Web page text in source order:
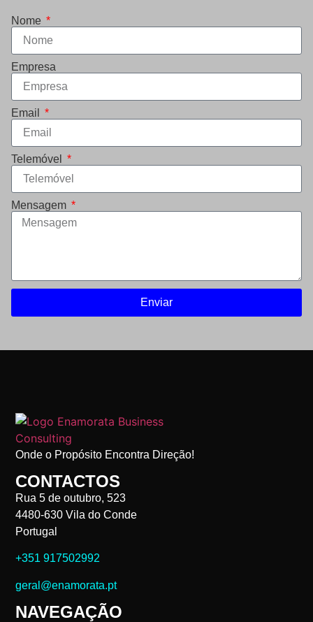
Nome
Empresa
Email
Telemóvel
Mensagem
Enviar
Onde o Propósito Encontra Direção!
CONTACTOS
Rua 5 de outubro, 523
4480-630 Vila do Conde
Portugal
+351 917502992
geral@enamorata.pt
NAVEGAÇÃO